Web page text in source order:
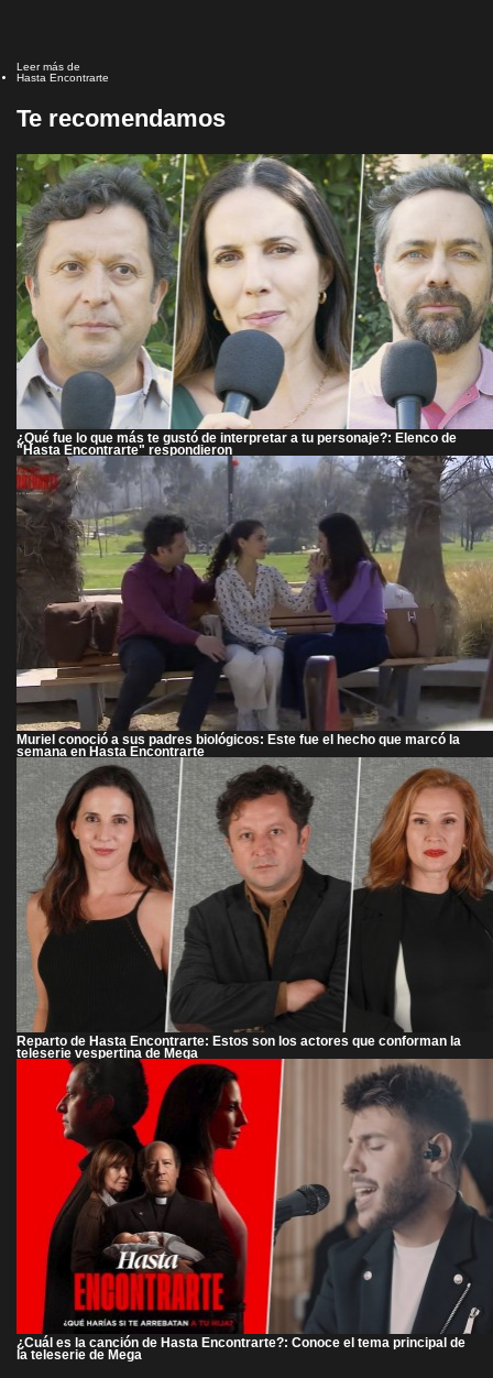
Leer más de
Hasta Encontrarte
Te recomendamos
¿Qué fue lo que más te gustó de interpretar a tu personaje?: Elenco de
"Hasta Encontrarte" respondieron
Muriel conoció a sus padres biológicos: Este fue el hecho que marcó la
semana en Hasta Encontrarte
Reparto de Hasta Encontrarte: Estos son los actores que conforman la
teleserie vespertina de Mega
¿Cuál es la canción de Hasta Encontrarte?: Conoce el tema principal de
la teleserie de Mega